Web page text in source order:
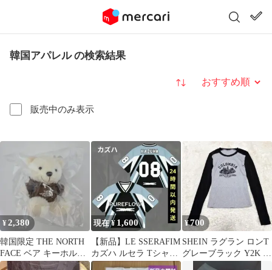
韓国アパレル の検索結果
販売中のみ表示
並び替え
¥2,380
韓国限定 THE NORTH
FACE ベア キーホルダ
ー くま ブラウン 茶色
現在 ¥ 1,600
【新品】LE SSERAFIM
カズハ ルセラ Tシャツ
Lサイズ KAZUHA
¥700
SHEIN ラグラン ロンT
グレーブラック Y2K 韓
国 ロゴ リブ